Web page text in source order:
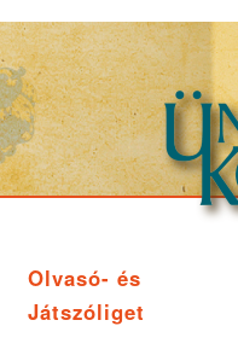
Olvasó- és
Játszóliget